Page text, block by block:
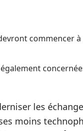
commencer
les
moins